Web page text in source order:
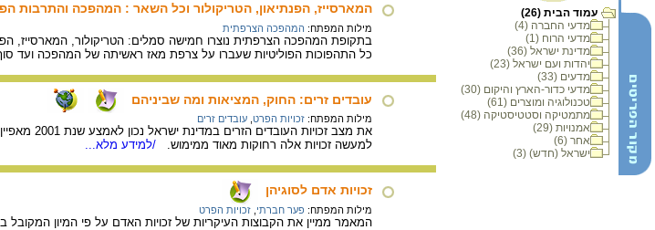
עמוד הבית (26)
מדעי החברה (4)
מדעי הרוח (1)
מדינת ישראל (36)
יהדות ועם ישראל (23)
מדעים (33)
מדעי כדור-הארץ והיקום (30)
טכנולוגיה ומוצרים (61)
מתמטיקה וסטטיסטיקה (48)
אמנויות (29)
אחר (6)
ישראל (חדש) (3)
המארסייז, הפנתיאון, הטריקולור וכל השאר : המהפכה והתרבות
מילות המפתח: המהפכה הצרפתית
בתקופת המהפכה הצרפתית נוצרו חמישה סמלים: הטריקולור, המארסייז,
כל התהפוכות הפוליטיות שעברו על צרפת מאז ראשיתה של המהפכה ועד סוף המאה ה- 19. שרידות הסמלים הקנתה למהפכה
עובדים זרים: החוק, המציאות ומה שביניהם
מילות המפתח: זכויות הפרט עובדים זרים
את מצב
למעשה זכויות אלה רחוקות מאוד ממימוש.
/למידע מלא...
זכויות אדם לסוגיהן
מילות המפתח: פער חברתי זכויות הפרט
המאמר ממיין את הקבוצות העיקריות של זכויות האדם על פי המיון המקובל